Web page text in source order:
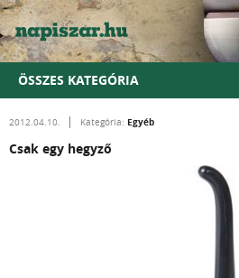
ÖSSZES KATEGÓRIA
2012.04.10. Kategória: Egyéb
Csak egy hegyző